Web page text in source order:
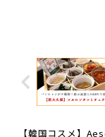
【韓国コスメ】